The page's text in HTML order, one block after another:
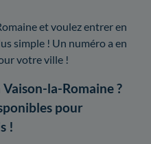
et voulez entrer en
simple ! Un numéro a en
votre ville !
la-Romaine ?
pour
!